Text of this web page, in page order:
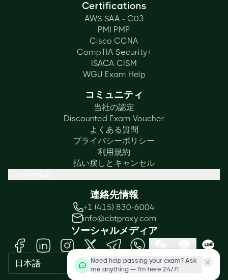
Certifications
AWS SAA - C03
PMI PMP
Cisco CCNA
CompTIA Security+
ISACA CISM
WGU Exam Help
コミュニティ
当社の認定
Discounted Exam Voucher
よくある質問
プライバシーポリシー
利用規約
払い戻しとキャンセル
連絡先情報
+1 (415) 830-6004
info@cbtproxy.com
ソーシャルメディア
日本語
Need help passing your exam? Ask
me anything — I'm here 24/7!